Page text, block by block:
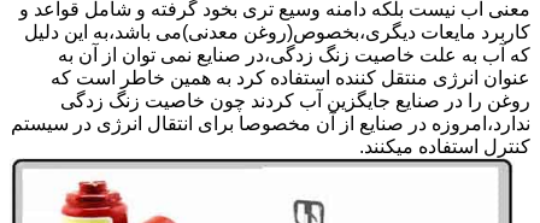
معنی آب نیست بلکه دامنه وسیع تری بخود گرفته و شامل قواعد و
کاربرد مایعات دیگری،بخصوص(روغن معدنی)می باشد،به این دلیل
که آب به علت خاصیت زنگ زدگی،در صنایع نمی توان از آن به
عنوان انرژی منتقل کننده استفاده کرد به همین خاطر است که
روغن را در صنایع جایگزین آب کردند چون خاصیت زنگ زدگی
ندارد،امروزه در صنایع از آن مخصوصا برای انتقال انرژی در سیستم
کنترل استفاده میکنند.